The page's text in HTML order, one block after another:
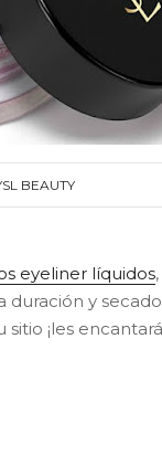
BEAUTY
eyeliner líquidos
duración y
¡les